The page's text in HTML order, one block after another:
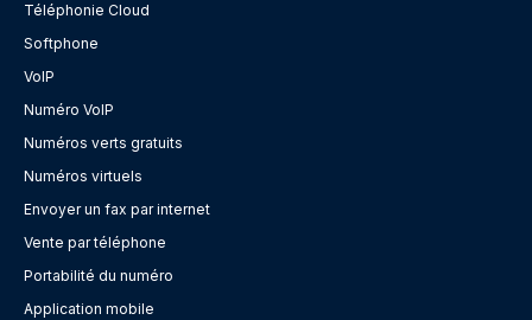
Téléphonie Cloud
Softphone
VoIP
Numéro VoIP
Numéros verts gratuits
Numéros virtuels
Envoyer un fax par internet
Vente par téléphone
Portabilité du numéro
Application mobile